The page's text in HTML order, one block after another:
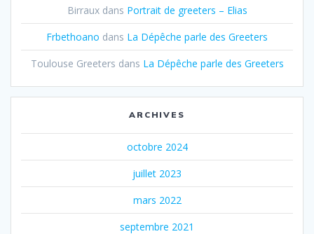
Birrauxdans Portrait de greeters – Elias
Frbethoano dans La Dépêche parle des Greeters
Toulouse Greeters dans La Dépêche parle des Greeters
ARCHIVES
octobre 2024
juillet 2023
mars 2022
septembre 2021